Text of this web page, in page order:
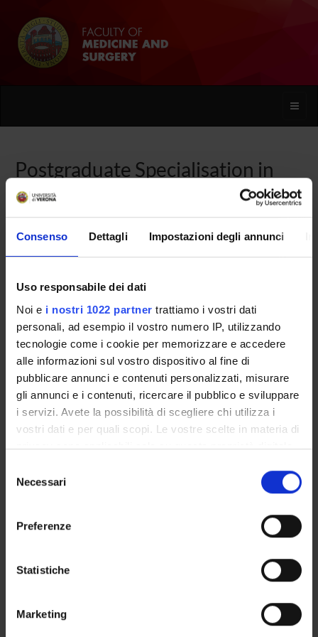
Consenso Dettagli Impostazioni degli annunci
Uso responsabile dei dati
Noi e i nostri 1022 partner trattiamo i vostri dati
personali, ad esempio il vostro numero IP, utilizzando
tecnologie come i cookie per memorizzare e accedere
alle informazioni sul vostro dispositivo al fine di
pubblicare annunci e contenuti personalizzati, misurare
gli annunci e i contenuti, ricercare il pubblico e sviluppare
i servizi. Avete la possibilità di scegliere chi utilizza i
vostri dati e per quali scopi. Le vostre scelte in materia di
privacy sono applicabili solo su questa proprietà digitale
modificare o revocare il proprio consenso in qualsiasi
momento dalla Dichiarazione sui cookie o facendo clic
raccogliere informazioni sulla tua posizione
geografica, con un'approssimazione di qualche
Identificare il tuo dispositivo, scansionandolo
delNecessari
Preferenze
Statistiche
Marketing
Toggle
Postgraduate Specialisation in
Nephrology
Home
Overview
Enrolment Procedures and Admission Requirements
Degree Programme
Courses
Notices
Governing bodies
Rete formativa
Postgraduate Specialisation in